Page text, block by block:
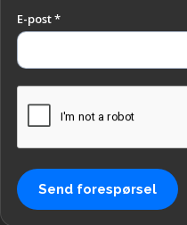
E-post *
Send forespørsel